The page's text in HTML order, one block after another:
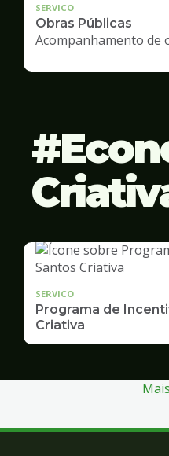
SERVICO
Obras Públicas
Acompanhamento de
SERVICO
Programa de
Criativa